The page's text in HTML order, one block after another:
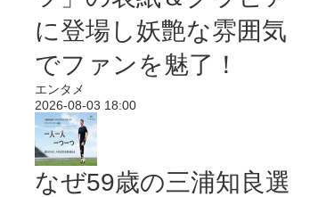
に登場し妖艶な雰囲気
でファンを魅了！
エンタメ
2026-08-03 18:00
なぜ59歳の三浦知良選